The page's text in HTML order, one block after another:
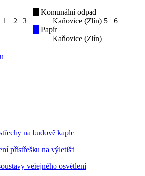
1 2 3
Komunální odpad
Kaňovice (Zlín)
Papír
Kaňovice (Zlín)
5 6
na budově kaple
přístřešku na výletišti
veřejného osvětlení